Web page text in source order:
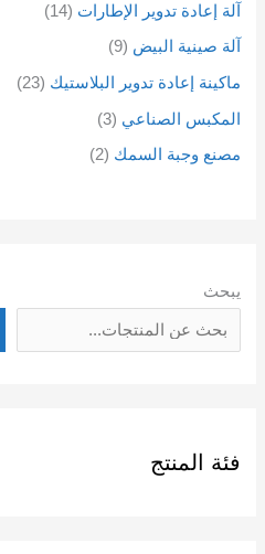
آلة إعادة تدوير الإطارات 14
آلة صينية البيض 9
ماكينة إعادة تدوير البلاستيك 23
المكبس الصناعي 3
مصنع وجبة السمك 2
يبحث
فئة المنتج